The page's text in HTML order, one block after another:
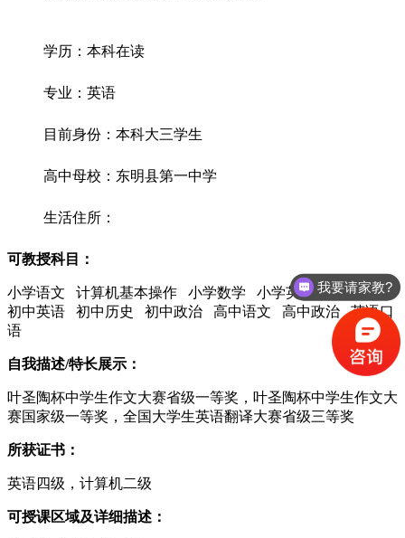
学历：本科在读
专业：英语
目前身份：本科大三学生
高中母校：东明县第一中学
生活住所：
可教授科目：
小学语文 计算机基本操作 小学数学 小学英语 初中语文
初中英语 初中历史 初中政治 高中语文 高中政治 英语口
语
自我描述/特长展示：
叶圣陶杯中学生作文大赛省级一等奖，叶圣陶杯中学生作文大
赛国家级一等奖，全国大学生英语翻译大赛省级三等奖
所获证书：
英语四级，计算机二级
可授课区域及详细描述：
我要请家教?